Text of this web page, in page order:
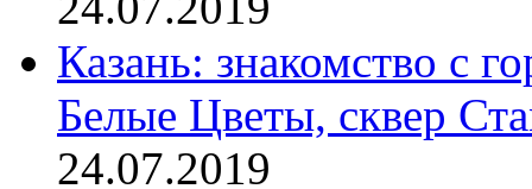
Казань: знакомство с
Белые Цветы, сквер
24.07.2019